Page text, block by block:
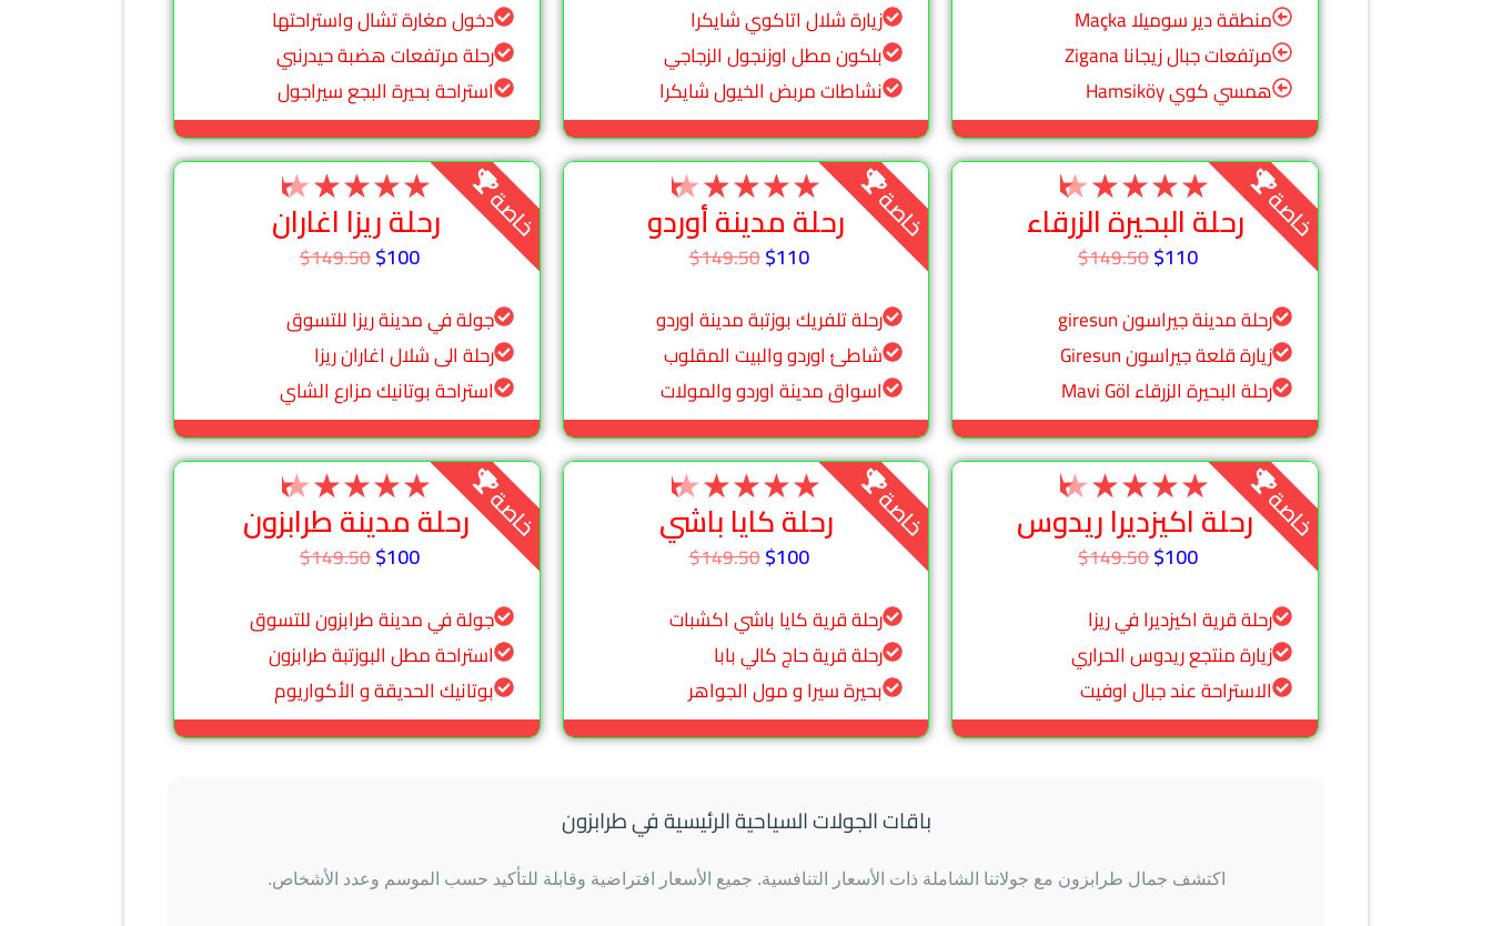
منطقة دير سوميلا Maçka‬‏
مرتفعات جبال زيجانا Zigana
همسي كوي Hamsiköy
زيارة شلال اتاكوي شايكرا
بلكون مطل اوزنجول الزجاجي
نشاطات مربض الخيول شايكرا
دخول مغارة تشال واستراحتها
رحلة مرتفعات هضبة حيدرنبي
استراحة بحيرة البجع سيراجول
★
★
★
★
★
رحلة البحيرة الزرقاء
$110
$149.50
رحلة مدينة جيراسون giresun
زيارة قلعة جيراسون Giresun
رحلة البحيرة الزرقاء Mavi Göl
خاصة ★
★
★
★
★
رحلة مدينة أوردو
$110
$149.50
رحلة تلفريك بوزتبة مدينة اوردو
شاطئ اوردو والبيت المقلوب
اسواق مدينة اوردو والمولات
خاصة ★
★
★
★
★
رحلة ريزا اغاران
$100
$149.50
جولة في مدينة ريزا للتسوق
رحلة الى شلال اغاران ريزا
استراحة بوتانيك مزارع الشاي
خاصة
★
★
★
★
★
رحلة اكيزديرا ريدوس
$100
$149.50
رحلة قرية اكيزديرا في ريزا
زيارة منتجع ريدوس الحراري
الاستراحة عند جبال اوفيت
خاصة ★
★
★
★
★
رحلة كايا باشي
$100
$149.50
رحلة قرية كايا باشي اكشبات
رحلة قرية حاج كالي بابا
بحيرة سيرا و مول الجواهر
خاصة ★
★
★
★
★
رحلة مدينة طرابزون
$100
$149.50
جولة في مدينة طرابزون للتسوق
استراحة مطل البوزتبة طرابزون
بوتانيك الحديقة و الأكواريوم
خاصة
باقات الجولات السياحية الرئيسية في طرابزون
اكتشف جمال طرابزون مع جولاتنا الشاملة ذات الأسعار التنافسية. جميع الأسعار افتراضية وقابلة للتأكيد حسب الموسم وعدد الأشخاص.